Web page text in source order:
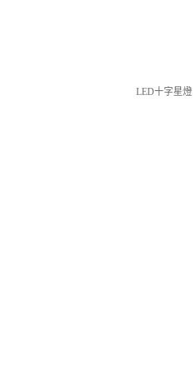
LED十字星燈